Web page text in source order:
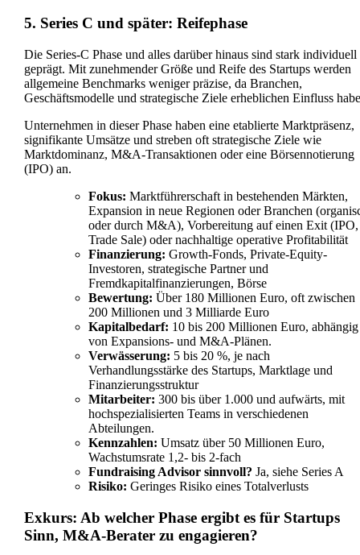
5. Series C und später: Reifephase
Die Series-C Phase und alles darüber hinaus sind stark individuell
geprägt. Mit zunehmender Größe und Reife des Startups werden
allgemeine Benchmarks weniger präzise, da Branchen,
Geschäftsmodelle und strategische Ziele erheblichen Einfluss
Unternehmen in dieser Phase haben eine etablierte Marktpräsenz,
signifikante Umsätze und streben oft strategische Ziele wie
Marktdominanz, M&A-Transaktionen oder eine Börsennotierung
(IPO) an.
Fokus: Marktführerschaft in bestehenden Märkten,
Expansion in neue Regionen oder Branchen
oder durch M&A), Vorbereitung auf einen Exit (IPO,
Trade Sale) oder nachhaltige operative Profitabilität
Finanzierung: Growth-Fonds, Private-Equity-
Investoren, strategische Partner und
Fremdkapitalfinanzierungen, Börse
Bewertung: Über 180 Millionen Euro, oft zwischen
200 Millionen und 3 Milliarde Euro
Kapitalbedarf: 10 bis 200 Millionen Euro, abhängig
von Expansions- und M&A-Plänen.
Verwässerung: 5 bis 20 %, je nach
Verhandlungsstärke des Startups, Marktlage und
Finanzierungsstruktur
Mitarbeiter: 300 bis über 1.000 und aufwärts, mit
hochspezialisierten Teams in verschiedenen
Abteilungen.
Kennzahlen: Umsatz über 50 Millionen Euro,
Wachstumsrate 1,2- bis 2-fach
Fundraising Advisor sinnvoll? Ja, siehe Series A
Risiko: Geringes Risiko eines Totalverlusts
Exkurs: Ab welcher Phase ergibt es für Startups
Sinn, M&A-Berater zu engagieren?